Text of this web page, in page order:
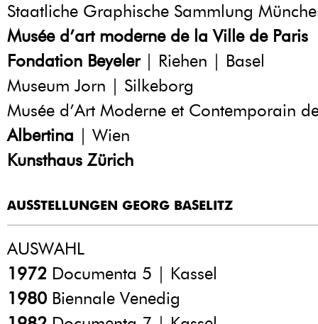
Staatliche Graphische Sammlung
Musée d’art moderne de la Ville de Paris
Fondation Beyeler| Riehen | Basel
Museum Jorn | Silkeborg
Musée d’Art Moderne et Contemporain
Albertina | Wien
Kunsthaus Zürich
AUSSTELLUNGEN GEORG BASELITZ
AUSWAHL
1972 Documenta 5 | Kassel
1980 Biennale Venedig